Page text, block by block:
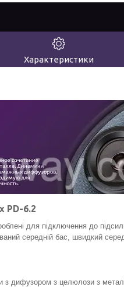
Характеристики
PD-6.2
для підключення до
середній бас, швидкий
з дифузором з целюлози з